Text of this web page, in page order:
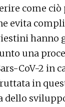
come ciò
evita
hanno
una
CoV-2 in
in